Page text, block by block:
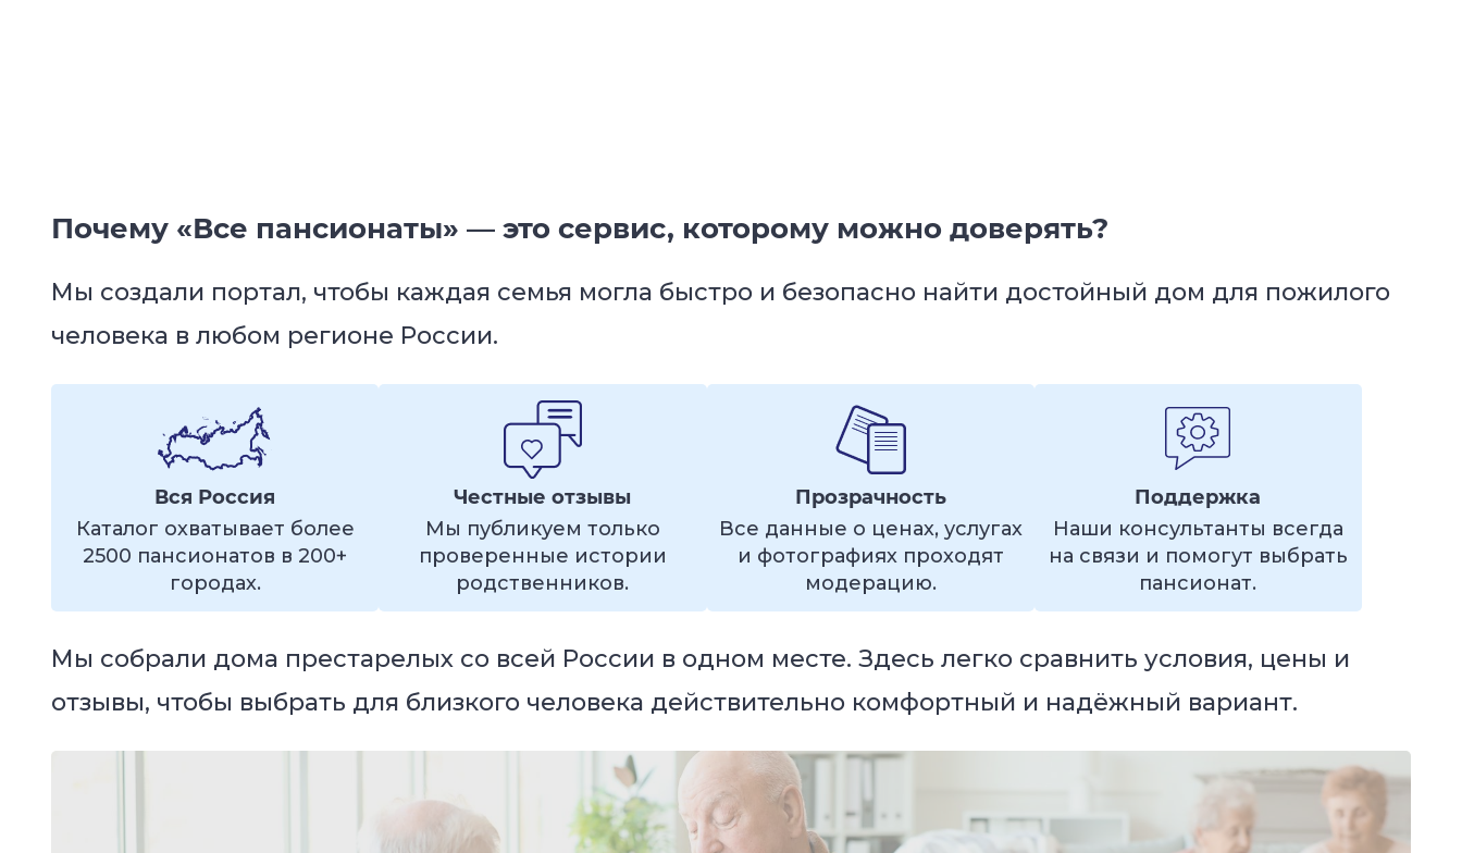
Почему «Все пансионаты» — это сервис, которому можно доверять?
Мы создали портал, чтобы каждая семья могла быстро и безопасно найти достойный дом для пожилого
человека в любом регионе России.
Вся Россия
Каталог охватывает более
2500 пансионатов в 200+
городах.
Честные отзывы
Мы публикуем только
проверенные истории
родственников.
Прозрачность
Все данные о ценах, услугах
и фотографиях проходят
модерацию.
Поддержка
Наши консультанты всегда
на связи и помогут выбрать
пансионат.
Мы собрали дома престарелых со всей России в одном месте. Здесь легко сравнить условия, цены и
отзывы, чтобы выбрать для близкого человека действительно комфортный и надёжный вариант.